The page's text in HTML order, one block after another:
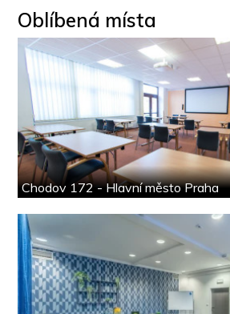
Oblíbená místa
Chodov 172 - Hlavní město Praha